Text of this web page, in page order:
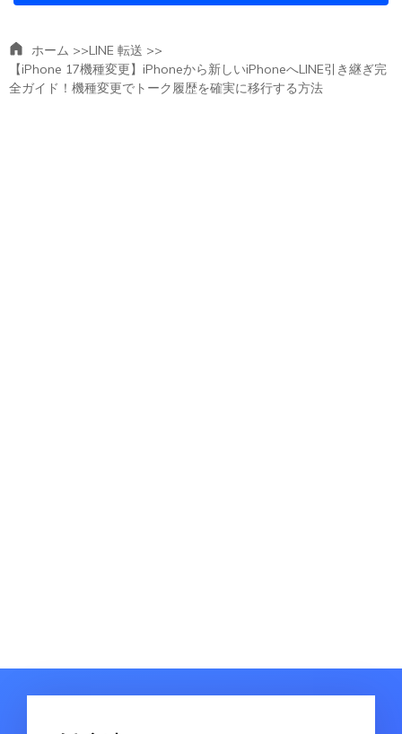
ホーム >>LINE 転送 >>
【iPhone 17機種変更】iPhoneから新しいiPhoneへLINE引き継ぎ完
全ガイド！機種変更でトーク履歴を確実に移行する方法